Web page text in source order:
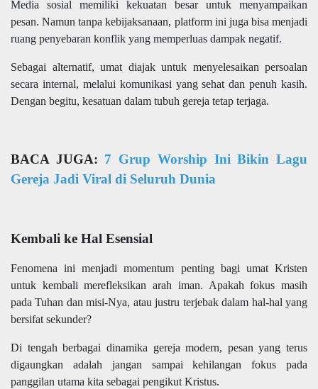
Media sosial memiliki kekuatan besar untuk menyampaikan
pesan. Namun tanpa kebijaksanaan, platform ini juga bisa menjadi
ruang penyebaran konflik yang memperluas dampak negatif.
Sebagai alternatif, umat diajak untuk menyelesaikan persoalan
secara internal, melalui komunikasi yang sehat dan penuh kasih.
Dengan begitu, kesatuan dalam tubuh gereja tetap terjaga.
BACA JUGA: 7 Grup Worship Ini Bikin Lagu
Gereja Jadi Viral di Seluruh Dunia
Kembali ke Hal Esensial
Fenomena ini menjadi momentum penting bagi umat Kristen
untuk kembali merefleksikan arah iman. Apakah fokus masih
pada Tuhan dan misi-Nya, atau justru terjebak dalam hal-hal yang
bersifat sekunder?
Di tengah berbagai dinamika gereja modern, pesan yang terus
digaungkan adalah jangan sampai kehilangan fokus pada
panggilan utama kita sebagai pengikut Kristus.